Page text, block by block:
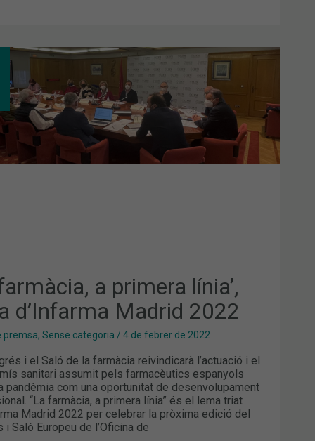
a primera línia’,
d’Infarma Madrid 2022
premsa,Sense categoria /4 de febrer de 2022
i el Saló de la farmàcia reivindicarà l’actuació i el
sanitari assumit pels farmacèutics espanyols
pandèmia com una oportunitat de desenvolupament
“La farmàcia, a primera línia” és el lema triat
Madrid 2022 per celebrar la pròxima edició del
i Saló Europeu de l’Oficina de